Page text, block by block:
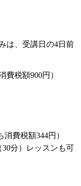
は、受講日の4日前
費税額900円）
消費税額344円）
分）レッスンも可